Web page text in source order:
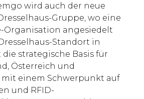
wird auch der neue
Gruppe, wo eine
Organisation angesiedelt
Standort in
strategische Basis für
Österreich und
mit einem Schwerpunkt auf
und RFID-